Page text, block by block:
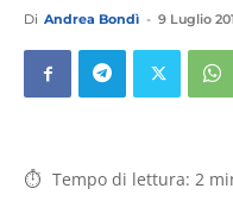
Di Andrea Bondì - 9 Luglio
Tempo di lettura: 2